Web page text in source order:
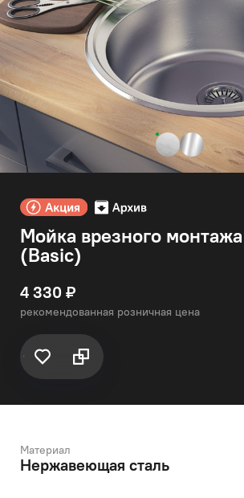
Мойка врезного
(Basic)
4 330 ₽
рекомендованная розничная цена
Материал
Нержавеющая сталь